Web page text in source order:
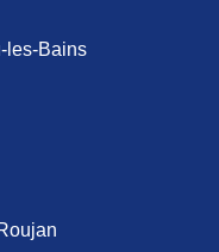
les-Bains